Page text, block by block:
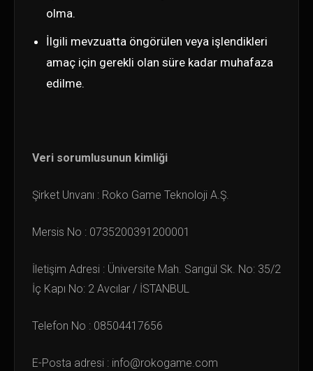
olma.
İlgili mevzuatta öngörülen veya işlendikleri
amaç için gerekli olan süre kadar muhafaza
edilme.
Veri sorumlusunun kimliği
Şirket Unvanı : Roko Game Teknoloji A.Ş.
Mersis No : 0735200391200001
İletişim Adresi : Üniversite Mah. Sarıgül Sk. No: 35/2
İç Kapı No: 2 Avcılar / İSTANBUL
Telefon No : 08504417656
E-Posta adresi : info@rokogame.com